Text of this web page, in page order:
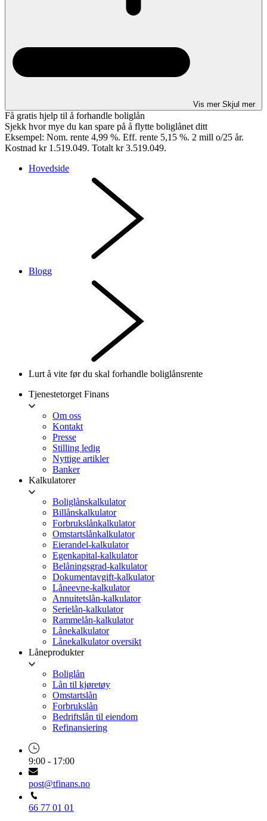
Vis mer Skjul mer
Få gratis hjelp til å forhandle boliglån
Sjekk hvor mye du kan spare på å flytte boliglånet ditt
Eksempel: Nom. rente 4,99 %. Eff. rente 5,15 %. 2 mill o/25 år.
Kostnad kr 1.519.049. Totalt kr 3.519.049.
Hovedside
Blogg
Lurt å vite før du skal forhandle boliglånsrente
Tjenestetorget Finans
Om oss
Kontakt
Presse
Stilling ledig
Nyttige artikler
Banker
Kalkulatorer
Boliglånskalkulator
Billånskalkulator
Forbrukslånkalkulator
Omstartslånkalkulator
Eierandel-kalkulator
Egenkapital-kalkulator
Belåningsgrad-kalkulator
Dokumentavgift-kalkulator
Låneevne-kalkulator
Annuitetslån-kalkulator
Serielån-kalkulator
Rammelån-kalkulator
Lånekalkulator
Lånekalkulator oversikt
Låneprodukter
Boliglån
Lån til kjøretøy
Omstartslån
Forbrukslån
Bedriftslån til eiendom
Refinansiering
9:00 - 17:00
post@tfinans.no
66 77 01 01